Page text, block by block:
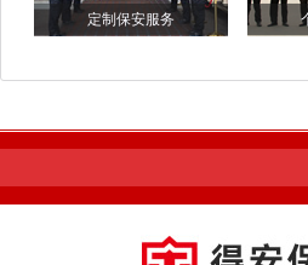
定制保安服务